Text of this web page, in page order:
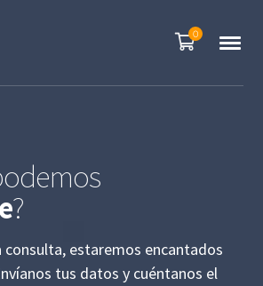
0
?
consulta, estaremos encantados
tus datos y cuéntanos el